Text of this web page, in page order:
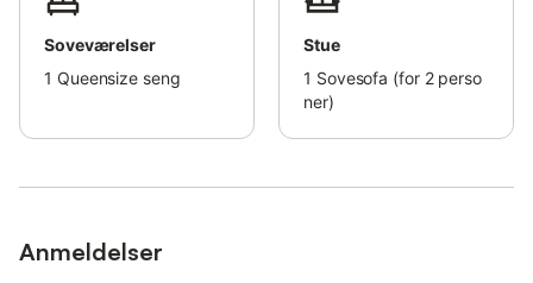
Soveværelser
1 Queensize seng
Stue
1 Sovesofa (for 2 perso
ner)
Anmeldelser